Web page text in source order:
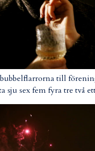
till
sju sex fem fyra tre två